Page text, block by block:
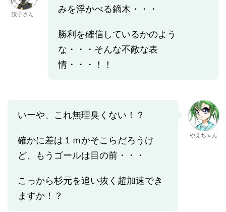
読子さん
みを浮かべる鏑木・・・
勝利を確信しているかのよう
な・・・そんな不敵な表
情・・・！！
いーや、これ無理臭くない！？
確かに差は１ｍかそこらだろうけ
ど、もうゴールは目の前・・・
こっから杉元を追い抜く超加速でき
ますか！？
やえちゃん